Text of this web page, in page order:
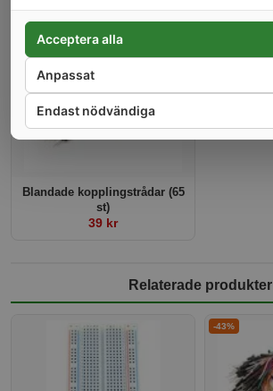
WiFi, Sonoff Basic R2
89 kr
-43%
Blandade kopplingstrådar (65
st)
39 kr
Relaterade produkter
-43%
Endast nödvändiga
Anpassat
Acceptera alla